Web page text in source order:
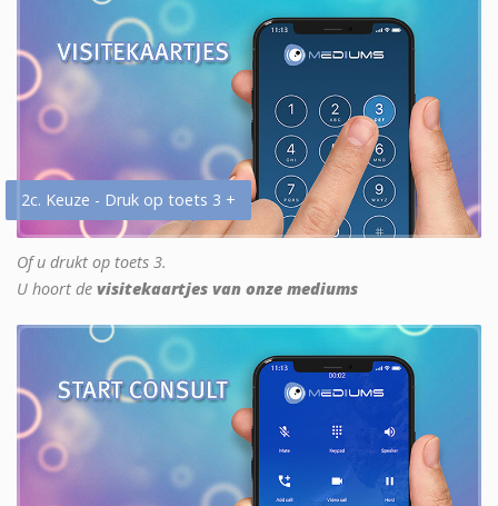
2c. Keuze - Druk op toets 3 +
Of u drukt op toets 3.
U hoort de visitekaartjes van onze mediums